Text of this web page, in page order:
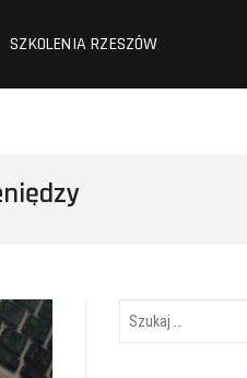
SZKOLENIA RZESZÓW